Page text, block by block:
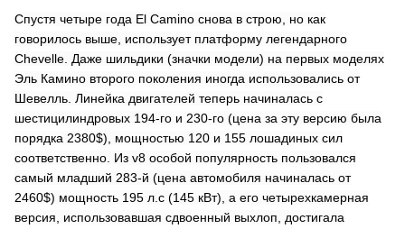
Спустя четыре года El Camino снова в строю, но как
говорилось выше, использует платформу легендарного
Chevelle. Даже шильдики (значки модели) на первых моделях
Эль Камино второго поколения иногда использовались от
Шевелль. Линейка двигателей теперь начиналась с
шестицилиндровых 194-го и 230-го (цена за эту версию была
порядка 2380$), мощностью 120 и 155 лошадиных сил
соответственно. Из v8 особой популярность пользовался
самый младший 283-й (цена автомобиля начиналась от
2460$) мощность 195 л.с (145 кВт), а его четырехкамерная
версия, использовавшая сдвоенный выхлоп, достигала